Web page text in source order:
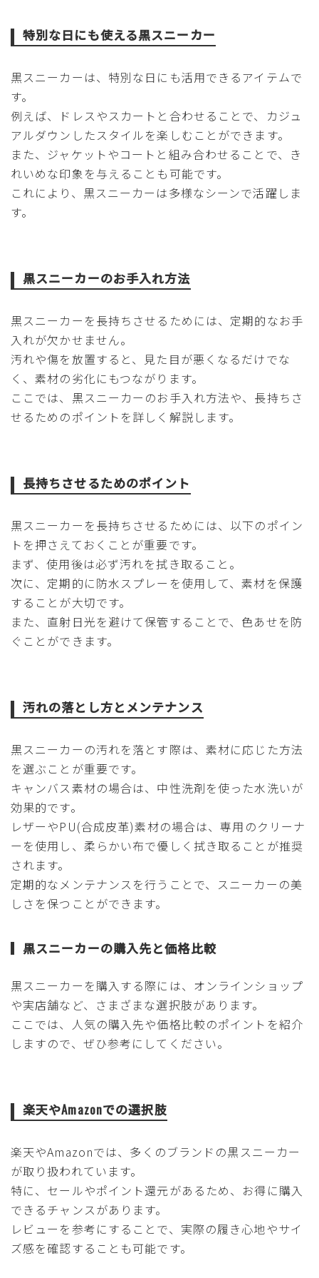
特別な日にも使える黒スニーカー
黒スニーカーは、特別な日にも活用できるアイテムで
す。
例えば、ドレスやスカートと合わせることで、カジュ
アルダウンしたスタイルを楽しむことができます。
また、ジャケットやコートと組み合わせることで、き
れいめな印象を与えることも可能です。
これにより、黒スニーカーは多様なシーンで活躍しま
す。
黒スニーカーのお手入れ方法
黒スニーカーを長持ちさせるためには、定期的なお手
入れが欠かせません。
汚れや傷を放置すると、見た目が悪くなるだけでな
く、素材の劣化にもつながります。
ここでは、黒スニーカーのお手入れ方法や、長持ちさ
せるためのポイントを詳しく解説します。
長持ちさせるためのポイント
黒スニーカーを長持ちさせるためには、以下のポイン
トを押さえておくことが重要です。
まず、使用後は必ず汚れを拭き取ること。
次に、定期的に防水スプレーを使用して、素材を保護
することが大切です。
また、直射日光を避けて保管することで、色あせを防
ぐことができます。
汚れの落とし方とメンテナンス
黒スニーカーの汚れを落とす際は、素材に応じた方法
を選ぶことが重要です。
キャンバス素材の場合は、中性洗剤を使った水洗いが
効果的です。
レザーやPU(合成皮革)素材の場合は、専用のクリーナ
ーを使用し、柔らかい布で優しく拭き取ることが推奨
されます。
定期的なメンテナンスを行うことで、スニーカーの美
しさを保つことができます。
黒スニーカーの購入先と価格比較
黒スニーカーを購入する際には、オンラインショップ
や実店舗など、さまざまな選択肢があります。
ここでは、人気の購入先や価格比較のポイントを紹介
しますので、ぜひ参考にしてください。
楽天やAmazonでの選択肢
楽天やAmazonでは、多くのブランドの黒スニーカー
が取り扱われています。
特に、セールやポイント還元があるため、お得に購入
できるチャンスがあります。
レビューを参考にすることで、実際の履き心地やサイ
ズ感を確認することも可能です。